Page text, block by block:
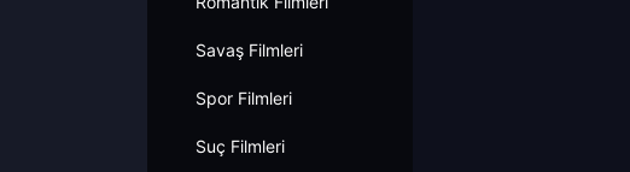
Savaş Filmleri
Spor Filmleri
Suç Filmleri